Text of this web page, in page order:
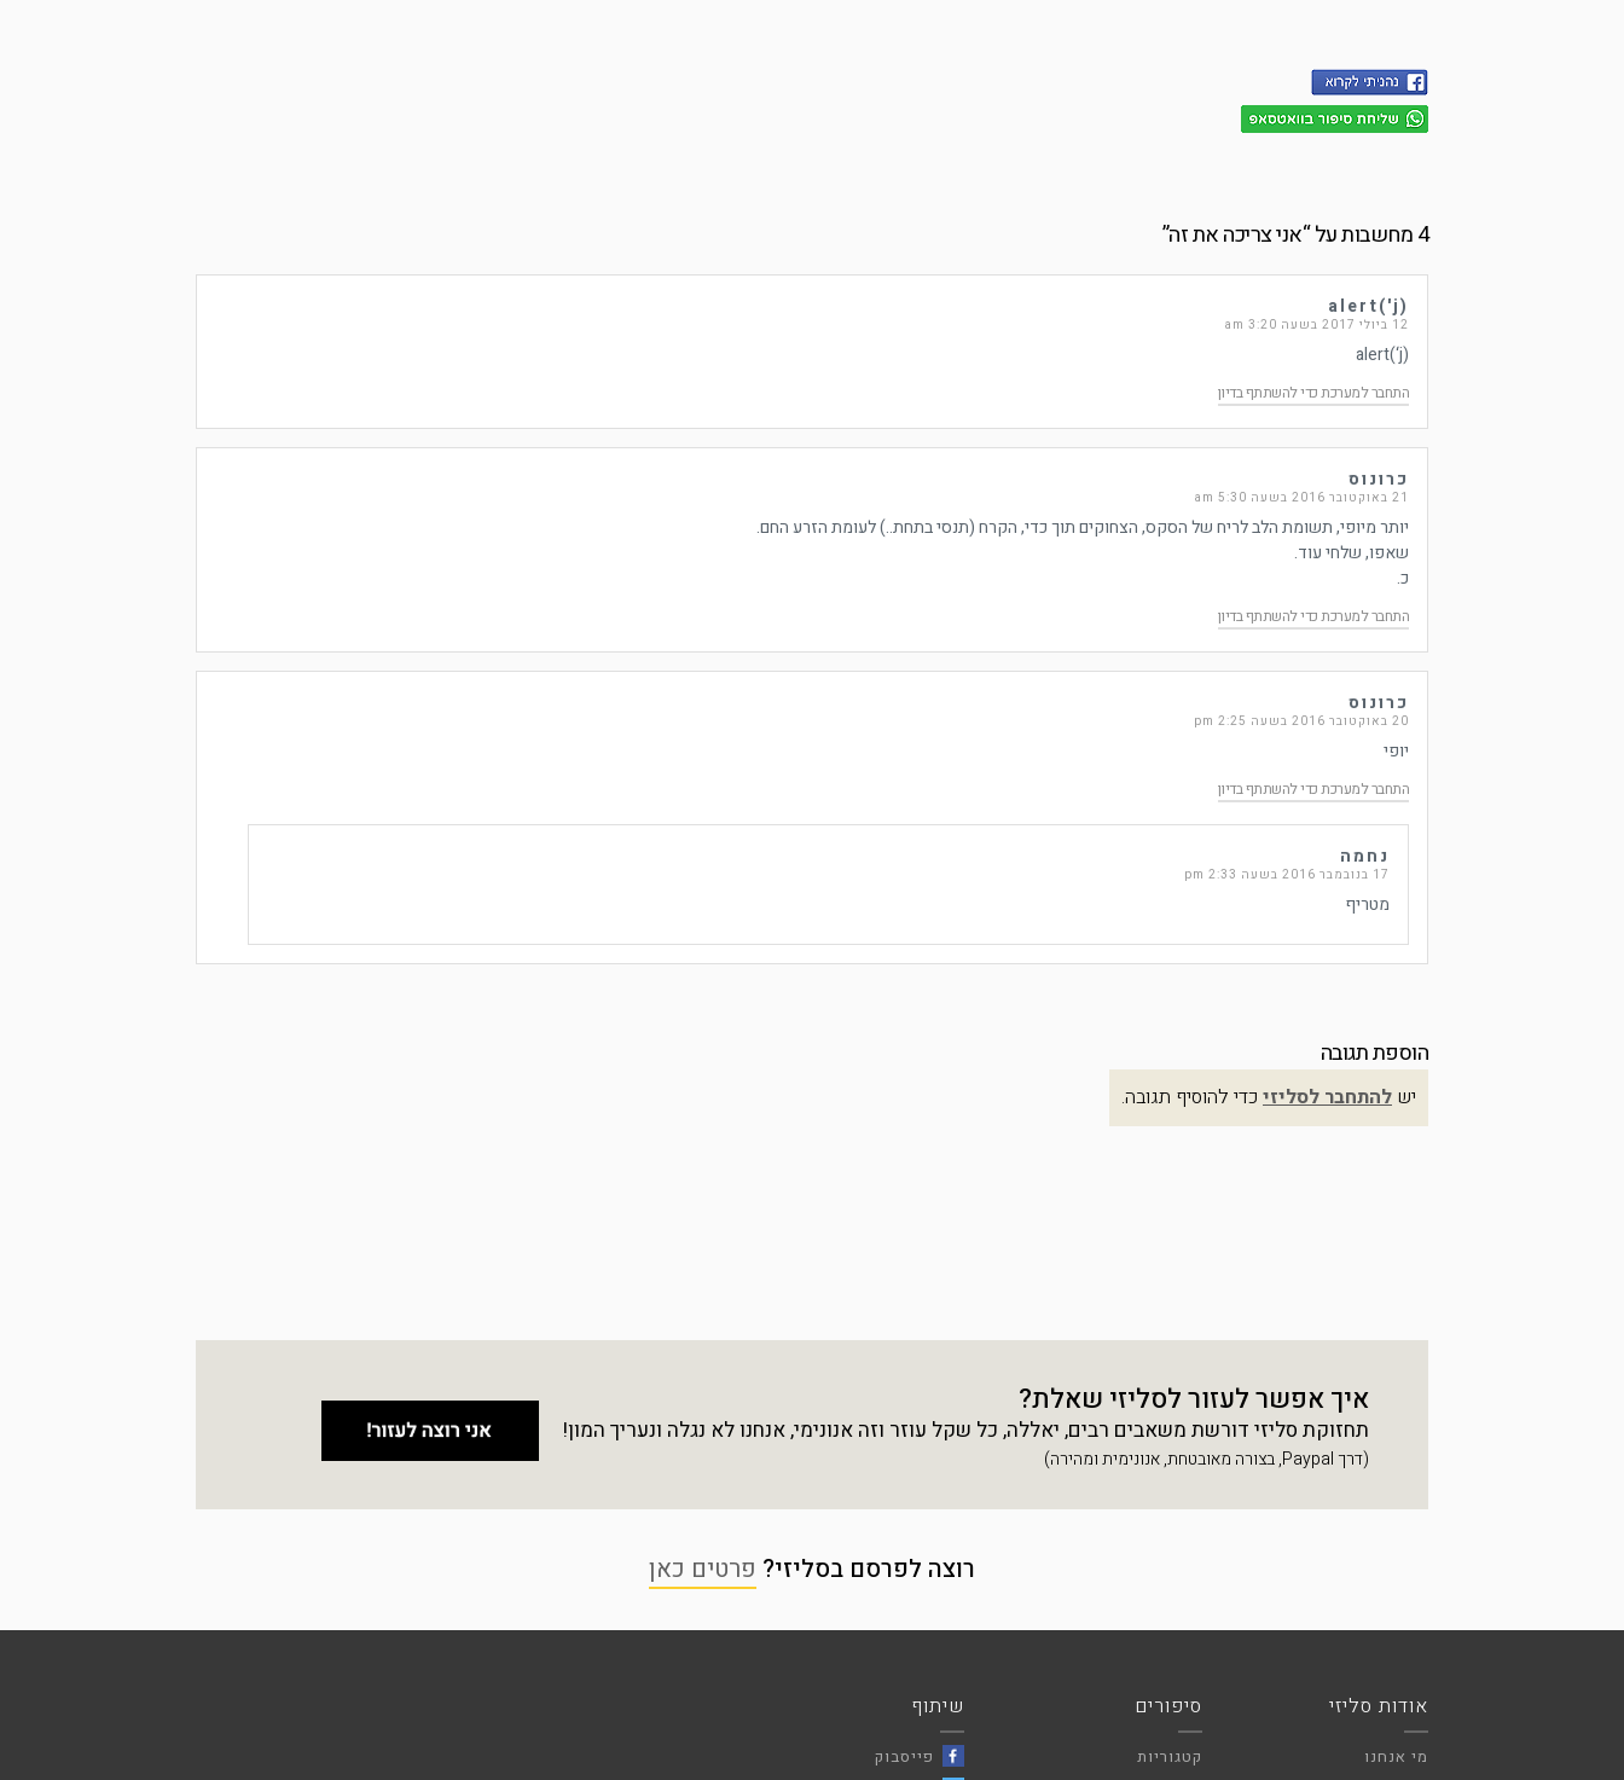
4 מחשבות על “ אני צריכה את זה”
alert('j)
12 ביולי 2017 בשעה 3:20 am
alert(‘j)
התחבר למערכת כדי להשתתף בדיון
כרונוס
21 באוקטובר 2016 בשעה 5:30 am
יותר מיופי, תשומת הלב לריח של הסקס, הצחוקים תוך כדי, הקרח (תנסי בתחת..) לעומת הזרע החם.
שאפו, שלחי עוד.
כ.
התחבר למערכת כדי להשתתף בדיון
כרונוס
20 באוקטובר 2016 בשעה 2:25 pm
יופי
התחבר למערכת כדי להשתתף בדיון
נחמה
17 בנובמבר 2016 בשעה 2:33 pm
מטריף
הוספת תגובה
יש להתחבר לסליזי כדי להוסיף תגובה.
איך אפשר לעזור לסליזי שאלת?
תחזוקת סליזי דורשת משאבים רבים, יאללה, כל שקל עוזר וזה אנונימי, אנחנו לא נגלה ונעריך המון!
(דרך Paypal, בצורה מאובטחת, אנונימית ומהירה)
רוצה לפרסם בסליזי? פרטים כאן
אודות סליזי
מי אנחנו
סיפורים
קטגוריות
שיתוף
פייסבוק